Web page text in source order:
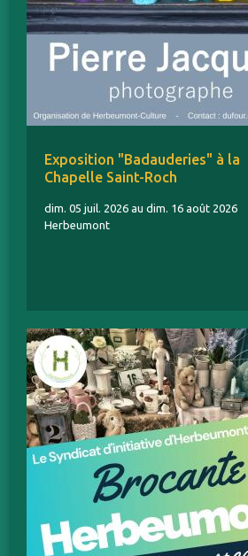
Exposition "Badauderies" à la
Chapelle Saint-Roch
dim. 05 juil. 2026 au dim. 16 août 2026
Herbeumont